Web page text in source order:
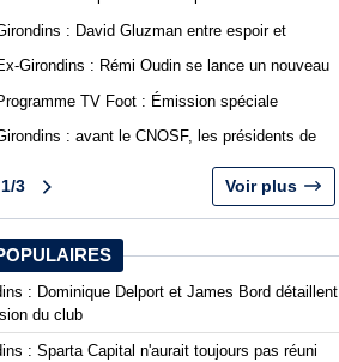
: David Gluzman entre espoir et
Girondins : Rémi Oudin se lance un nouveau
TV Foot : Émission spéciale
: avant le CNOSF, les présidents de
dénoncent un "passe-droit"
1/3 Voir plus
: Dominique Delport et James Bord détaillent
du club
: Sparta Capital n'aurait toujours pas réuni